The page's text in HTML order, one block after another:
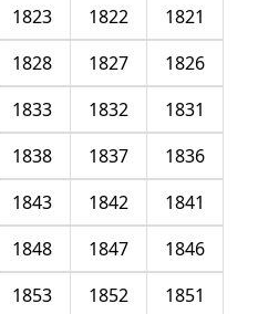
1821
1822
1823
1826
1827
1828
1831
1832
1833
1836
1837
1838
1841
1842
1843
1846
1847
1848
1851
1852
1853